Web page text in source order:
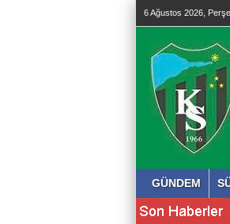
6 Ağustos 2026,
GÜNDEM